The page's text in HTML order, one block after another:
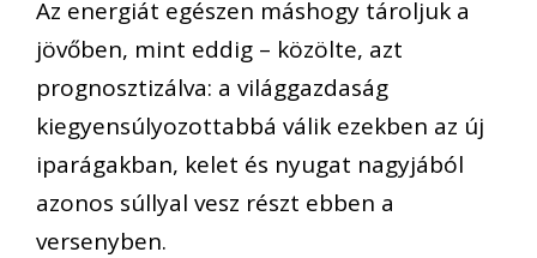
Az energiát egészen máshogy tároljuk a
jövőben, mint eddig – közölte, azt
prognosztizálva: a világgazdaság
kiegyensúlyozottabbá válik ezekben az új
iparágakban, kelet és nyugat nagyjából
azonos súllyal vesz részt ebben a
versenyben.